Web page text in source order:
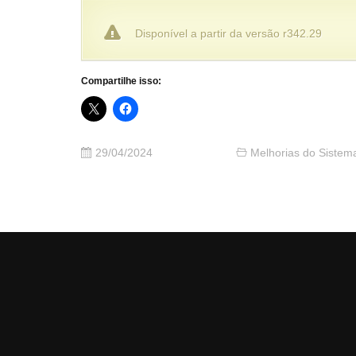
Disponível a partir da versão r342.29
Compartilhe isso:
29/04/2024 Melhorias do